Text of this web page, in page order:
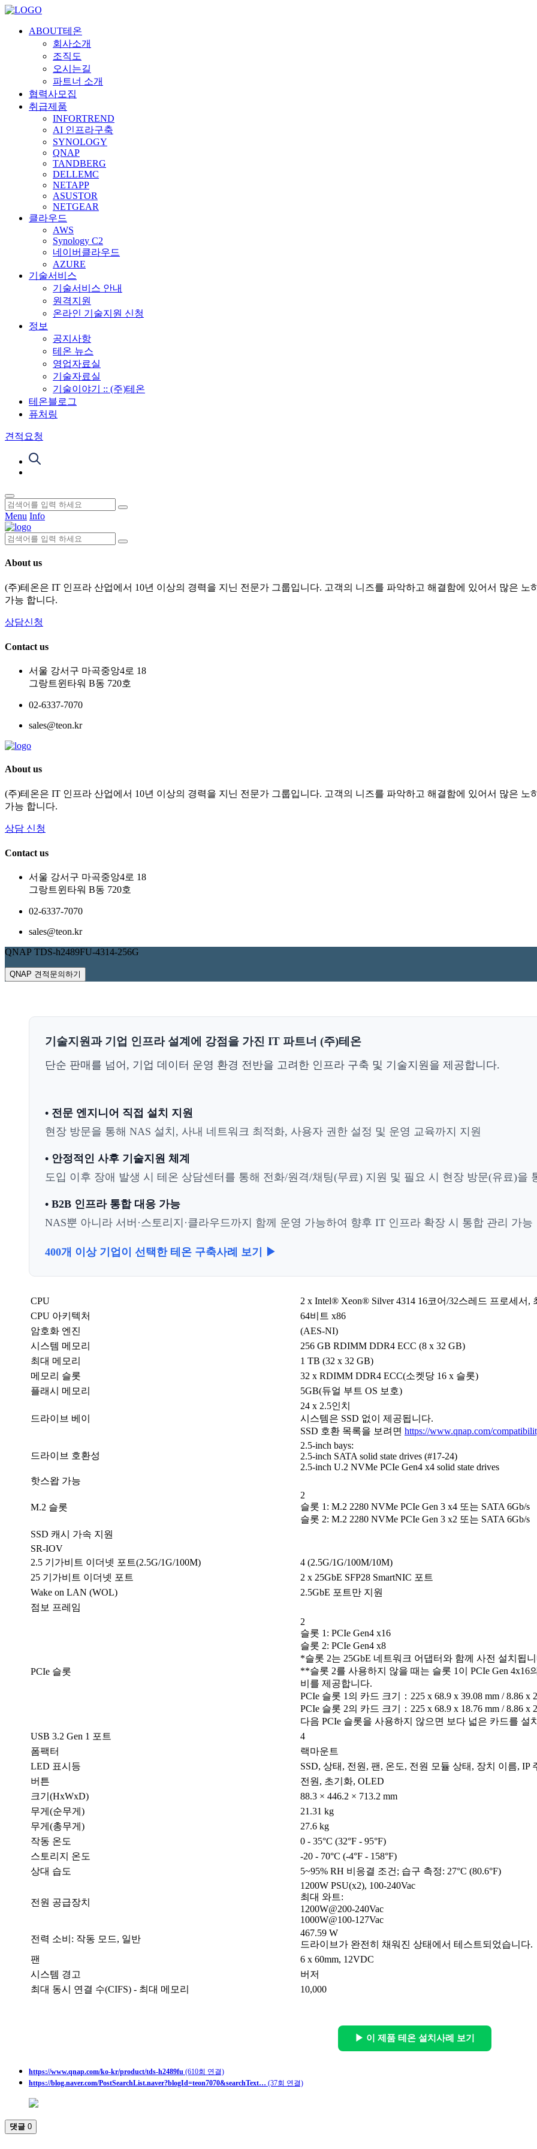
ABOUT테온
회사소개
조직도
오시는길
파트너 소개
협력사모집
취급제품
INFORTREND
AI 인프라구축
SYNOLOGY
QNAP
TANDBERG
DELLEMC
NETAPP
ASUSTOR
NETGEAR
클라우드
AWS
Synology C2
네이버클라우드
AZURE
기술서비스
기술서비스 안내
원격지원
온라인 기술지원 신청
정보
공지사항
테온 뉴스
영업자료실
기술자료실
기술이야기 :: (주)테온
테온블로그
퓨처링
견적요청
Menu Info
About us
(주)테온은 IT 인프라 산업에서 10년 이상의 경력을 지닌 전문가 그룹입니다. 고객의 니즈를 파악하고 해결함에 있어서 많은
가능 합니다.
상담신청
Contact us
서울 강서구 마곡중앙4로 18
그랑트윈타워 B동 720호
02-6337-7070
sales@teon.kr
About us
(주)테온은 IT 인프라 산업에서 10년 이상의 경력을 지닌 전문가 그룹입니다. 고객의 니즈를 파악하고 해결함에 있어서 많은
가능 합니다.
상담 신청
Contact us
서울 강서구 마곡중앙4로 18
그랑트윈타워 B동 720호
02-6337-7070
sales@teon.kr
QNAP TDS-h2489FU-4314-256G
QNAP 견적문의하기
기술지원과 기업 인프라 설계에 강점을 가진 IT 파트너 (주)테온
단순 판매를 넘어, 기업 데이터 운영 환경 전반을 고려한 인프라 구축 및 기술지원을 제공합니다.
• 전문 엔지니어 직접 설치 지원
현장 방문을 통해 NAS 설치, 사내 네트워크 최적화, 사용자 권한 설정 및 운영 교육까지 지원
• 안정적인 사후 기술지원 체계
도입 이후 장애 발생 시 테온 상담센터를 통해 전화/원격/채팅(무료) 지원 및 필요 시 현장 방문(유료)을
• B2B 인프라 통합 대응 가능
NAS뿐 아니라 서버·스토리지·클라우드까지 함께 운영 가능하여 향후 IT 인프라 확장 시 통합 관리 가능
400개 이상 기업이 선택한 테온 구축사례 보기 ▶
CPU
2 x Intel® Xeon® Silver 4314 16코어/32스레드 프로세서,
CPU 아키텍처
64비트 x86
암호화 엔진
(AES-NI)
시스템 메모리
256 GB RDIMM DDR4 ECC (8 x 32 GB)
최대 메모리
1 TB (32 x 32 GB)
메모리 슬롯
32 x RDIMM DDR4 ECC(소켓당 16 x 슬롯)
플래시 메모리
5GB(듀얼 부트 OS 보호)
드라이브 베이
24 x 2.5인치
시스템은 SSD 없이 제공됩니다.
SSD 호환 목록을 보려면 https://www.qnap.com/
드라이브 호환성
2.5-inch bays:
2.5-inch SATA solid state drives (#17-24)
2.5-inch U.2 NVMe PCIe Gen4 x4 solid state drives
핫스왑 가능
M.2 슬롯
2
슬롯 1: M.2 2280 NVMe PCIe Gen 3 x4 또는 SATA 6Gb/s
슬롯 2: M.2 2280 NVMe PCIe Gen 3 x2 또는 SATA 6Gb/s
SSD 캐시 가속 지원
SR-IOV
2.5 기가비트 이더넷 포트(2.5G/1G/100M)
4 (2.5G/1G/100M/10M)
25 기가비트 이더넷 포트
2 x 25GbE SFP28 SmartNIC 포트
Wake on LAN (WOL)
2.5GbE 포트만 지원
점보 프레임
PCIe 슬롯
2
슬롯 1: PCIe Gen4 x16
슬롯 2: PCIe Gen4 x8
*슬롯 2는 25GbE 네트워크 어댑터와 함께 사전 설치됩
**슬롯 2를 사용하지 않을 때는 슬롯 1이 PCIe Gen 4x16
비를 제공합니다.
PCIe 슬롯 1의 카드 크기：225 x 68.9 x 39.08 mm / 8.86 x
PCIe 슬롯 2의 카드 크기：225 x 68.9 x 18.76 mm / 8.86 x
다음 PCIe 슬롯을 사용하지 않으면 보다 넓은 카드를 설
USB 3.2 Gen 1 포트
4
폼팩터
랙마운트
LED 표시등
SSD, 상태, 전원, 팬, 온도, 전원 모듈 상태, 장치 이름, IP
버튼
전원, 초기화, OLED
크기(HxWxD)
88.3 × 446.2 × 713.2 mm
무게(순무게)
21.31 kg
무게(총무게)
27.6 kg
작동 온도
0 - 35°C (32°F - 95°F)
스토리지 온도
-20 - 70°C (-4°F - 158°F)
상대 습도
5~95% RH 비응결 조건; 습구 측정: 27°C (80.6°F)
전원 공급장치
1200W PSU(x2), 100-240Vac
최대 와트:
1200W@200-240Vac
1000W@100-127Vac
전력 소비: 작동 모드, 일반
467.59 W
드라이브가 완전히 채워진 상태에서 테스트되었습니다.
팬
6 x 60mm, 12VDC
시스템 경고
버저
최대 동시 연결 수(CIFS) - 최대 메모리
10,000
▶ 이 제품 테온 설치사례 보기
https://www.qnap.com/ko-kr/product/tds-h2489fu (610회 연결)
https://blog.naver.com/PostSearchList.naver?blogId=teon7070&searchText… (37회 연결)
댓글 0